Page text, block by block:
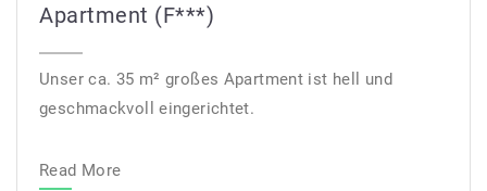
Apartment (F***)
Unser ca. 35 m² großes Apartment ist hell und
geschmackvoll eingerichtet.
Read More